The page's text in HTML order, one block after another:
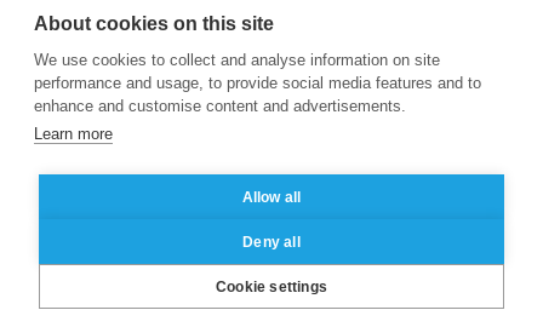
©2026ESSEC Business School
Protection des données personnelles
About cookies on this site
We use cookies to collect and analyse information on site
performance and usage, to provide social media features and to
enhance and customise content and advertisements.
Learn more
Allow all
Deny all
Cookie settings